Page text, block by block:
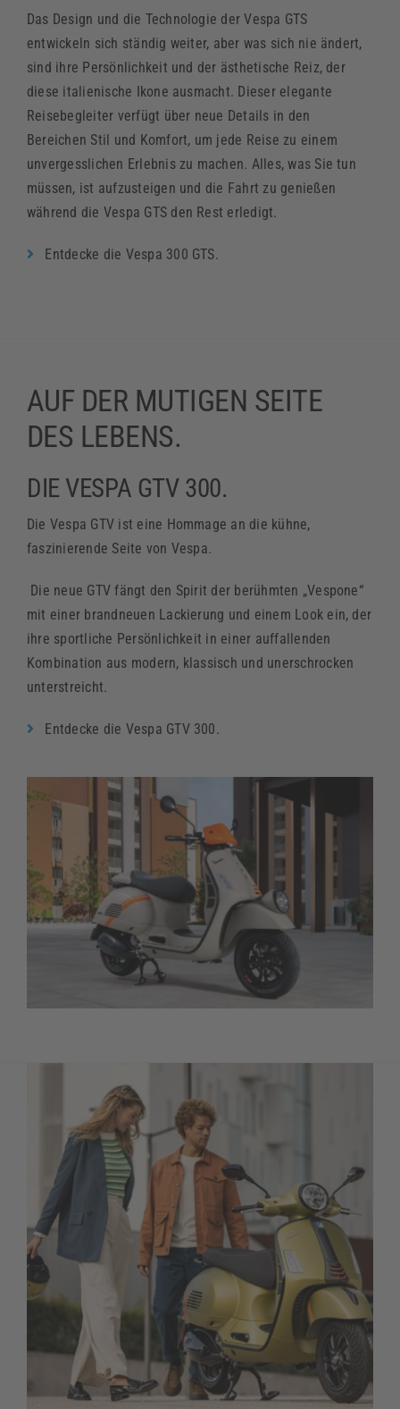
Das Design und die Technologie der Vespa GTS
entwickeln sich ständig weiter, aber was sich nie ändert,
sind ihre Persönlichkeit und der ästhetische Reiz, der
diese italienische Ikone ausmacht. Dieser elegante
Reisebegleiter verfügt über neue Details in den
Bereichen Stil und Komfort, um jede Reise zu einem
unvergesslichen Erlebnis zu machen. Alles, was Sie tun
müssen, ist aufzusteigen und die Fahrt zu genießen
während die Vespa GTS den Rest erledigt.
Entdecke die Vespa 300 GTS.
AUF DER MUTIGEN SEITE
DES LEBENS.
DIE VESPA GTV 300.
Die Vespa GTV ist eine Hommage an die kühne,
faszinierende Seite von Vespa.
Die neue GTV fängt den Spirit der berühmten „Vespone“
mit einer brandneuen Lackierung und einem Look ein, der
ihre sportliche Persönlichkeit in einer auffallenden
Kombination aus modern, klassisch und unerschrocken
unterstreicht.
Entdecke die Vespa GTV 300.